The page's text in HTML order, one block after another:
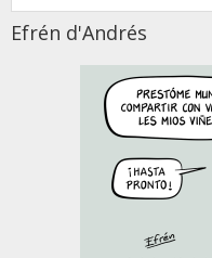
Efrén d'Andrés